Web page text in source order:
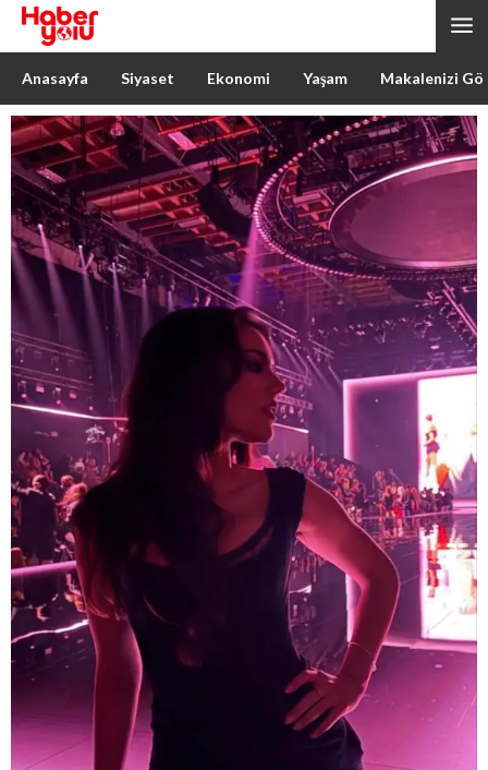
Anasayfa Siyaset Ekonomi Yaşam Makalenizi